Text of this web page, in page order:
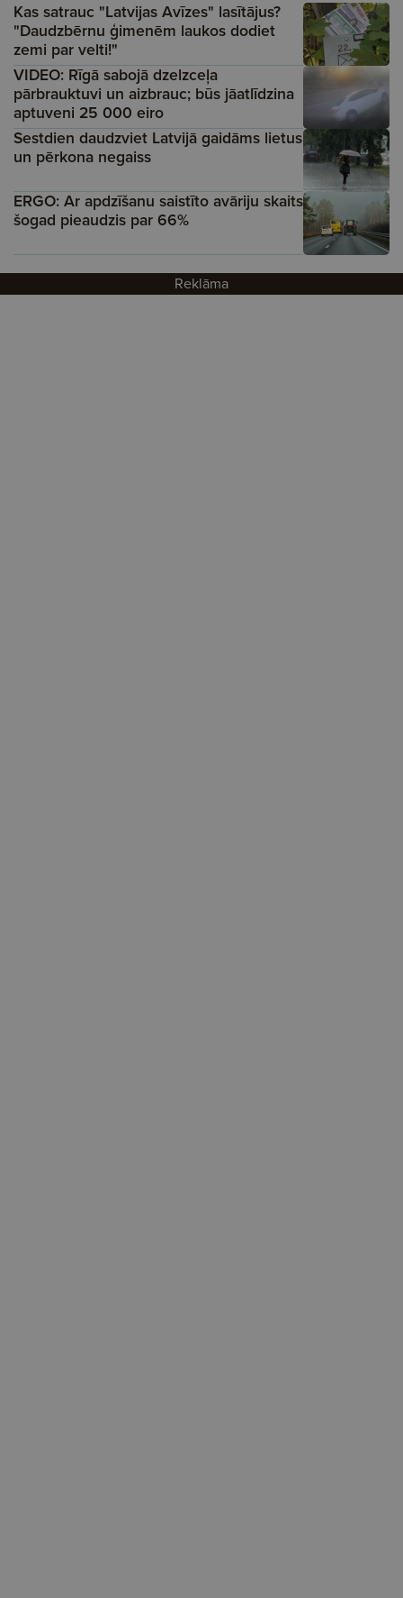
Kas satrauc "Latvijas Avīzes" lasītājus?
"Daudzbērnu ģimenēm laukos dodiet
zemi par velti!"
VIDEO: Rīgā sabojā dzelzceļa
pārbrauktuvi un aizbrauc; būs jāatlīdzina
aptuveni 25 000 eiro
Sestdien daudzviet Latvijā gaidāms lietus
un pērkona negaiss
ERGO: Ar apdzīšanu saistīto avāriju skaits
šogad pieaudzis par 66%
Reklāma